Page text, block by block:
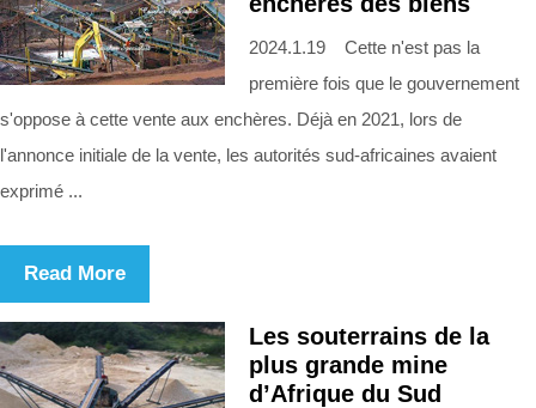
2024.1.19 Cette n'est pas la
première fois que le gouvernement
s'oppose à cette vente aux enchères. Déjà en 2021, lors de
l'annonce initiale de la vente, les autorités sud-africaines avaient
exprimé ...
Read More
Les souterrains de la
plus grande mine
d’Afrique du Sud